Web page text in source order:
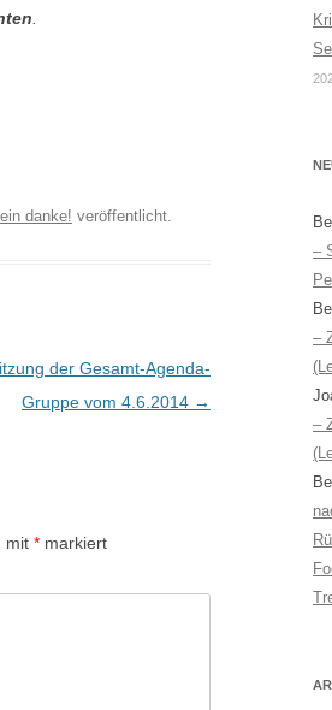
danke! veröffentlicht.
der Gesamt-Agenda-
Gruppe vom 4.6.2014 →
mit * markiert
–
–
–